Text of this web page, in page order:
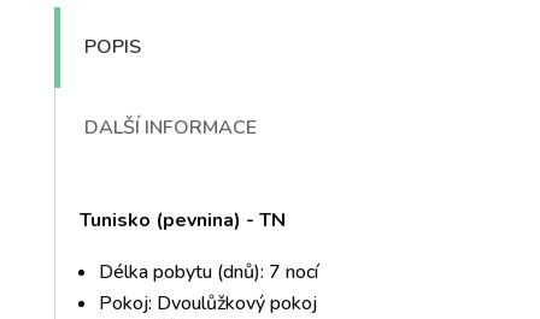
POPIS
DALŠÍ INFORMACE
Tunisko (pevnina) - TN
Délka pobytu (dnů): 7 nocí
Pokoj: Dvoulůžkový pokoj